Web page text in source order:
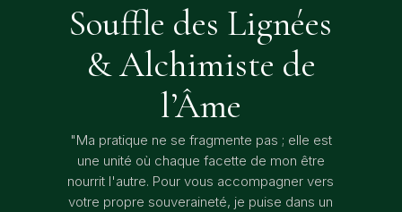
Souffle des Lignées
& Alchimiste de
l’Âme
"Ma pratique ne se fragmente pas ; elle est
une unité où chaque facette de mon être
nourrit l'autre. Pour vous accompagner vers
votre propre souveraineté, je puise dans un